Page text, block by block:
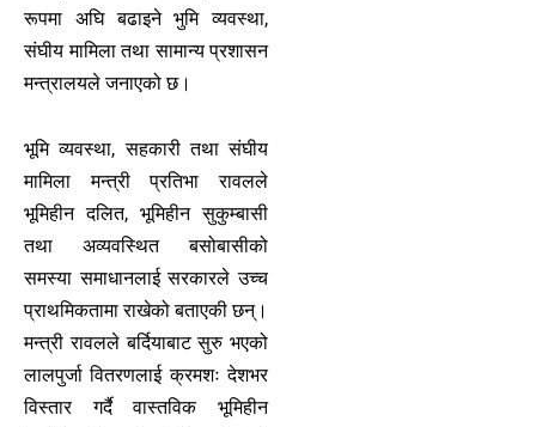
रूपमा अघि बढाइने भुमि व्यवस्था,
संघीय मामिला तथा सामान्य प्रशासन
मन्त्रालयले जनाएको छ।
भूमि व्यवस्था, सहकारी तथा संघीय
मामिला मन्त्री प्रतिभा रावलले
भूमिहीन दलित, भूमिहीन सुकुम्बासी
तथा अव्यवस्थित बसोबासीको
समस्या समाधानलाई सरकारले उच्च
प्राथमिकतामा राखेको बताएकी छन्।
मन्त्री रावलले बर्दियाबाट सुरु भएको
लालपुर्जा वितरणलाई क्रमशः देशभर
विस्तार गर्दै वास्तविक भूमिहीन